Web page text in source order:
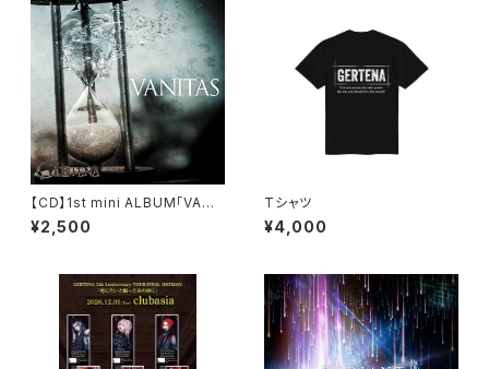
【CD】1st mini ALBUM「VANI
TAS」
¥2,500
Tシャツ
¥4,000